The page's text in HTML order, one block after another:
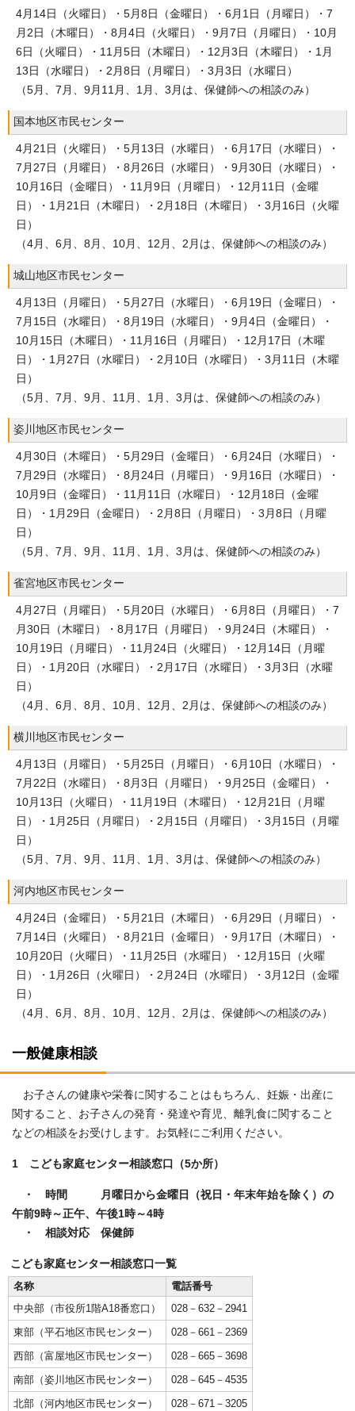
4月14日（火曜日）・5月8日（金曜日）・6月1日（月曜日）・7
月2日（木曜日）・8月4日（火曜日）・9月7日（月曜日）・10月
6日（火曜日）・11月5日（木曜日）・12月3日（木曜日）・1月
13日（水曜日）・2月8日（月曜日）・3月3日（水曜日）
（5月、7月、9月11月、1月、3月は、保健師への相談のみ）
国本地区市民センター
4月21日（火曜日）・5月13日（水曜日）・6月17日（水曜日）・
7月27日（月曜日）・8月26日（水曜日）・9月30日（水曜日）・
10月16日（金曜日）・11月9日（月曜日）・12月11日（金曜
日）・1月21日（木曜日）・2月18日（木曜日）・3月16日（火曜
日）
（4月、6月、8月、10月、12月、2月は、保健師への相談のみ）
城山地区市民センター
4月13日（月曜日）・5月27日（水曜日）・6月19日（金曜日）・
7月15日（水曜日）・8月19日（水曜日）・9月4日（金曜日）・
10月15日（木曜日）・11月16日（月曜日）・12月17日（木曜
日）・1月27日（水曜日）・2月10日（水曜日）・3月11日（木曜
日）
（5月、7月、9月、11月、1月、3月は、保健師への相談のみ）
姿川地区市民センター
4月30日（木曜日）・5月29日（金曜日）・6月24日（水曜日）・
7月29日（水曜日）・8月24日（月曜日）・9月16日（水曜日）・
10月9日（金曜日）・11月11日（水曜日）・12月18日（金曜
日）・1月29日（金曜日）・2月8日（月曜日）・3月8日（月曜
日）
（5月、7月、9月、11月、1月、3月は、保健師への相談のみ）
雀宮地区市民センター
4月27日（月曜日）・5月20日（水曜日）・6月8日（月曜日）・7
月30日（木曜日）・8月17日（月曜日）・9月24日（木曜日）・
10月19日（月曜日）・11月24日（火曜日）・12月14日（月曜
日）・1月20日（水曜日）・2月17日（水曜日）・3月3日（水曜
日）
（4月、6月、8月、10月、12月、2月は、保健師への相談のみ）
横川地区市民センター
4月13日（月曜日）・5月25日（月曜日）・6月10日（水曜日）・
7月22日（水曜日）・8月3日（月曜日）・9月25日（金曜日）・
10月13日（火曜日）・11月19日（木曜日）・12月21日（月曜
日）・1月25日（月曜日）・2月15日（月曜日）・3月15日（月曜
日）
（5月、7月、9月、11月、1月、3月は、保健師への相談のみ）
河内地区市民センター
4月24日（金曜日）・5月21日（木曜日）・6月29日（月曜日）・
7月14日（火曜日）・8月21日（金曜日）・9月17日（木曜日）・
10月20日（火曜日）・11月25日（水曜日）・12月15日（火曜
日）・1月26日（火曜日）・2月24日（水曜日）・3月12日（金曜
日）
（4月、6月、8月、10月、12月、2月は、保健師への相談のみ）
一般健康相談
お子さんの健康や栄養に関することはもちろん、妊娠・出産に
関すること、お子さんの発育・発達や育児、離乳食に関すること
などの相談をお受けします。お気軽にご利用ください。
1 こども家庭センター相談窓口（5か所）
・ 時間 月曜日から金曜日（祝日・年末年始を除く）の
午前9時～正午、午後1時～4時
・ 相談対応 保健師
こども家庭センター相談窓口一覧
名称
電話番号
中央部（市役所1階A18番窓口）
028－632－2941
東部（平石地区市民センター）
028－661－2369
西部（富屋地区市民センター）
028－665－3698
南部（姿川地区市民センター）
028－645－4535
北部（河内地区市民センター）
028－671－3205